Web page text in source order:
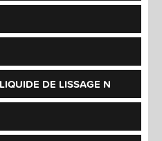
DE LISSAGE N